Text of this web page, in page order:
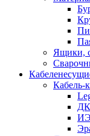
Ящики,
Кабель-